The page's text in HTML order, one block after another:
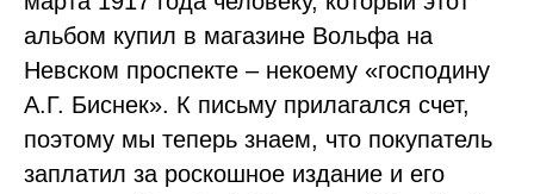
альбом купил в магазине Вольфа на
Невском проспекте – некоему «господину
А.Г. Биснек». К письму прилагался счет,
поэтому мы теперь знаем, что покупатель
заплатил за роскошное издание и его